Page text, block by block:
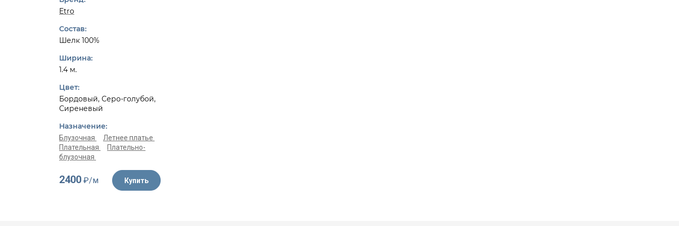
Etro
Состав:
Шелк 100%
Ширина:
1.4 м.
Цвет:
Бордовый, Серо-голубой,
Сиреневый
Назначение:
Блузочная
Летнее платье
Плательная
Плательно-
блузочная
2400 ₽/м Купить